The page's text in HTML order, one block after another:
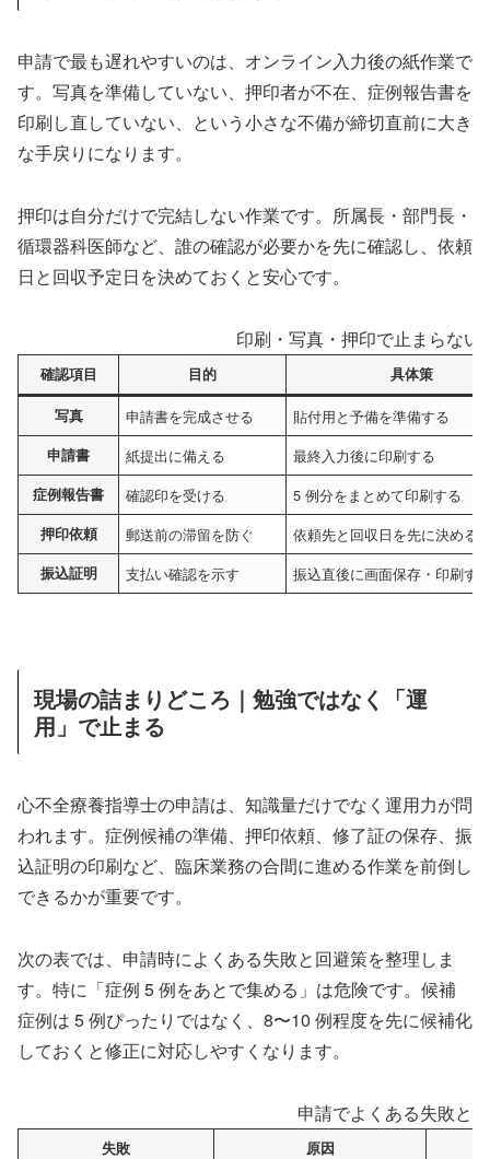
申請で最も遅れやすいのは、オンライン入力後の紙作業で
す。写真を準備していない、押印者が不在、症例報告書を
印刷し直していない、という小さな不備が締切直前に大き
な手戻りになります。
押印は自分だけで完結しない作業です。所属長・部門長・
循環器科医師など、誰の確認が必要かを先に確認し、依頼
日と回収予定日を決めておくと安心です。
印刷・写真・押印で止まらない
確認項目 目的 具体策
写真 申請書を完成させる 貼付用と予備を準備する
申請書 紙提出に備える 最終入力後に印刷する
症例報告書 確認印を受ける 5 例分をまとめて印刷する
押印依頼 郵送前の滞留を防ぐ 依頼先と回収日を先に決める
振込証明 支払い確認を示す 振込直後に画面保存・印刷す
現場の詰まりどころ｜勉強ではなく「運
用」で止まる
心不全療養指導士の申請は、知識量だけでなく運用力が問
われます。症例候補の準備、押印依頼、修了証の保存、振
込証明の印刷など、臨床業務の合間に進める作業を前倒し
できるかが重要です。
次の表では、申請時によくある失敗と回避策を整理しま
す。特に「症例 5 例をあとで集める」は危険です。候補
症例は 5 例ぴったりではなく、8〜10 例程度を先に候補化
しておくと修正に対応しやすくなります。
申請でよくある失敗と
失敗 原因